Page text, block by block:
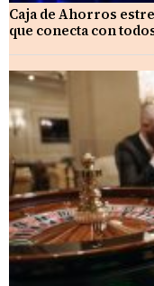
Caja de Ahorros
que conecta con